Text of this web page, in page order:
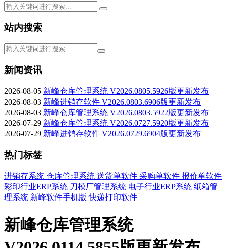
站内搜索
新闻资讯
2026-08-05 新峰仓库管理系统 V2026.0805.5926版更新发布
2026-08-03 新峰进销存软件 V2026.0803.6906版更新发布
2026-08-03 新峰仓库管理系统 V2026.0803.5922版更新发布
2026-07-29 新峰仓库管理系统 V2026.0727.5920版更新发布
2026-07-29 新峰进销存软件 V2026.0729.6904版更新发布
热门标签
进销存系统 仓库管理系统 送货单软件 采购单软件 报价单软件
彩印行业ERP系统 刀模厂管理系统 电子行业ERP系统 纸箱管
理系统 新峰软件手机版快递打印软件
新峰仓库管理系统